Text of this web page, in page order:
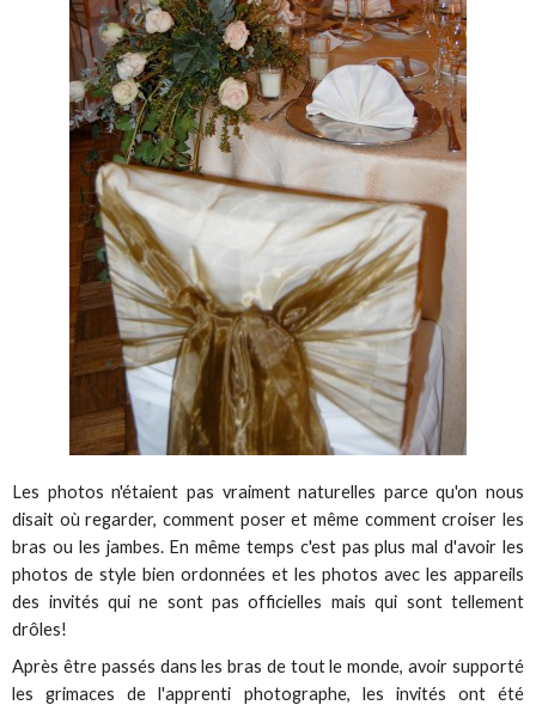
Les photos n'étaient pas vraiment naturelles parce qu'on nous
disait où regarder, comment poser et même comment croiser les
bras ou les jambes. En même temps c'est pas plus mal d'avoir les
photos de style bien ordonnées et les photos avec les appareils
des invités qui ne sont pas officielles mais qui sont tellement
drôles!
Après être passés dans les bras de tout le monde, avoir supporté
les grimaces de l'apprenti photographe, les invités ont été